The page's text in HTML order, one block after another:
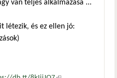
van teljes alkalmazása ...
létezik, és ez ellen jó: